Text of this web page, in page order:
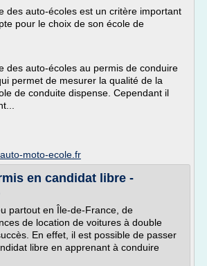
des auto-écoles est un critère important
pour le choix de son école de
des auto-écoles au permis de conduire
permet de mesurer la qualité de la
de conduite dispense. Cependant il
moto-ecole.fr
en candidat libre -
partout en Île-de-France, de
de location de voitures à double
En effet, il est possible de passer
libre en apprenant à conduire